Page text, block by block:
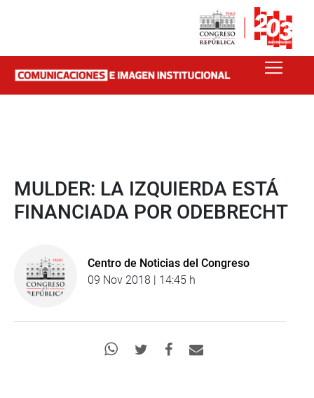
MULDER: LA IZQUIERDA ESTÁ
FINANCIADA POR ODEBRECHT
Centro de Noticias del Congreso
09 Nov 2018 | 14:45 h